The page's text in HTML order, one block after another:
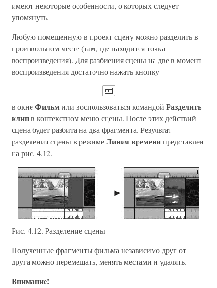
имеют некоторые особенности, о которых следует
упомянуть.
Любую помещенную в проект сцену можно разделить в
произвольном месте (там, где находится точка
воспроизведения). Для разбиения сцены на две в момент
воспроизведения достаточно нажать кнопку
в окнеФильмили воспользоваться командой Разделить
клипв контекстном меню сцены. После этих действий
сцена будет разбита на два фрагмента. Результат
разделения сцены в режимеЛиния временипредставлен
на рис. 4.12.
Рис. 4.12. Разделение сцены
Полученные фрагменты фильма независимо друг от
друга можно перемещать, менять местами и удалять.
Внимание!